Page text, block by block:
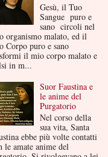
Gesù, il Tuo
Sangue puro e
sano circoli nel
organismo malato, ed il
Corpo puro e sano
il mio corpo malato e
in m...
Suor Faustina e
le anime del
Purgatorio
Nel corso della
sua vita, Santa
ebbe più volte contatti
le amate anime del